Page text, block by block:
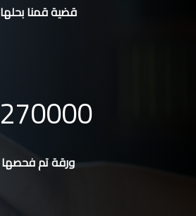
قضية قمنا بحلها
270000
ورقة تم فحصها